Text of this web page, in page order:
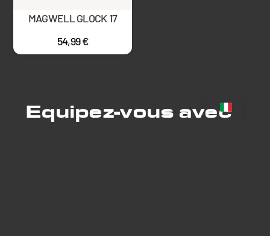
MAGWELL GLOCK 17
54,99€
Equipez-vous avec